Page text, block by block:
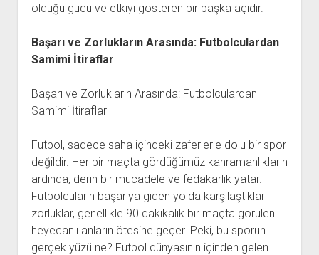
olduğu gücü ve etkiyi gösteren bir başka açıdır.
Başarı ve Zorlukların Arasında: Futbolculardan
Samimi İtiraflar
Başarı ve Zorlukların Arasında: Futbolculardan
Samimi İtiraflar
Futbol, sadece saha içindeki zaferlerle dolu bir spor
değildir. Her bir maçta gördüğümüz kahramanlıkların
ardında, derin bir mücadele ve fedakarlık yatar.
Futbolcuların başarıya giden yolda karşılaştıkları
zorluklar, genellikle 90 dakikalık bir maçta görülen
heyecanlı anların ötesine geçer. Peki, bu sporun
gerçek yüzü ne? Futbol dünyasının içinden gelen